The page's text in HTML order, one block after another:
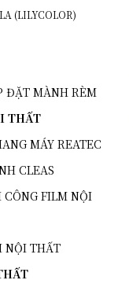
(LILYCOLOR)
ĐẶT MÀNH RÈM
THẤT
MÁY REATEC
CLEAS
FILM NỘI
NỘI THẤT